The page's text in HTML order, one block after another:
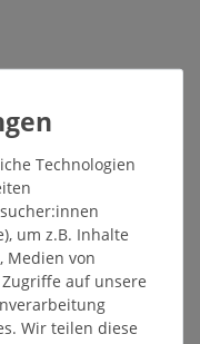
Technologien
um z.B. Inhalte
Medien von
auf unsere
Wir teilen diese